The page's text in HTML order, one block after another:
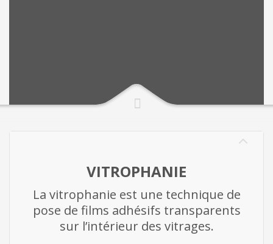
VITROPHANIE
La vitrophanie est une technique de
pose de films adhésifs transparents
sur l’intérieur des vitrages.